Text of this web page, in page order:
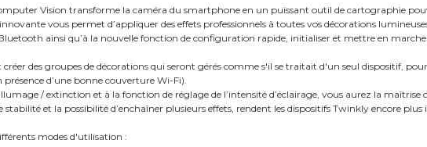
Vision transforme la caméra du smartphone en un puissant outil de cartographie
vous permet d’appliquer des effets professionnels à toutes vos décorations
ainsi qu’à la nouvelle fonction de configuration rapide, initialiser et mettre en
des groupes de décorations qui seront gérés comme s'il se traitait d'un seul dispositif,
présence d’une bonne couverture Wi-Fi).
/ extinction et à la fonction de réglage de l’intensité d’éclairage, vous aurez la maîtrise
stabilité et la possibilité d’enchaîner plusieurs effets, rendent les dispositifs Twinkly encore plus
modes d'utilisation :